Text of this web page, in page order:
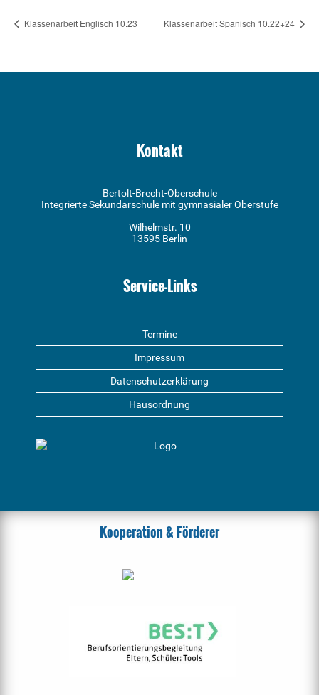
Klassenarbeit Englisch 10.23 Klassenarbeit Spanisch 10.22+24
Kontakt
Bertolt-Brecht-Oberschule
Integrierte Sekundarschule mit gymnasialer Oberstufe
Wilhelmstr. 10
13595 Berlin
Service-Links
Termine
Impressum
Datenschutzerklärung
Hausordnung
Kooperation & Förderer